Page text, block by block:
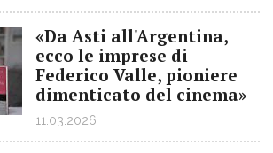
«Da Asti all'Argentina,
ecco le imprese di
Federico Valle, pioniere
dimenticato del cinema»
11.03.2026